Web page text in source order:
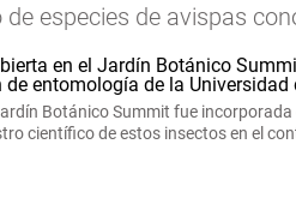
especies de avispas
Botánico Summit fue
científico de estos insectos en el